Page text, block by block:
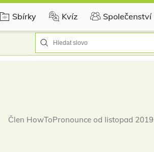
Sbírky Kvíz Společenství
Člen HowToPronounce od listopad 2019